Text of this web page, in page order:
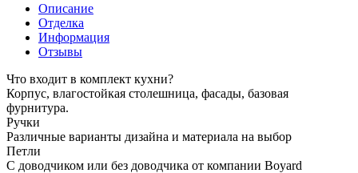
Описание
Отделка
Информация
Отзывы
Что входит в комплект кухни?
Корпус, влагостойкая столешница, фасады, базовая
фурнитура.
Ручки
Различные варианты дизайна и материала на выбор
Петли
С доводчиком или без доводчика от компании Boyard